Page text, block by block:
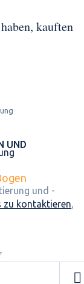
UND
und -
zu kontaktieren,
kauften